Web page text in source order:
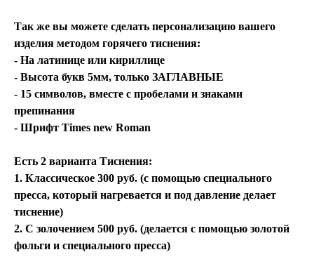
Так же вы можете сделать персонализацию вашего
изделия методом горячего тиснения:
- На латинице или кириллице
- Высота букв 5мм, только ЗАГЛАВНЫЕ
- 15 символов, вместе с пробелами и знаками
препинания
- Шрифт Times new Roman
Есть 2 варианта Тиснения:
1. Классическое 300 руб. (с помощью специального
пресса, который нагревается и под давление делает
тиснение)
2. С золочением 500 руб. (делается с помощью золотой
фольги и специального пресса)